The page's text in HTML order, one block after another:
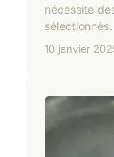
nécessite
10 janvier